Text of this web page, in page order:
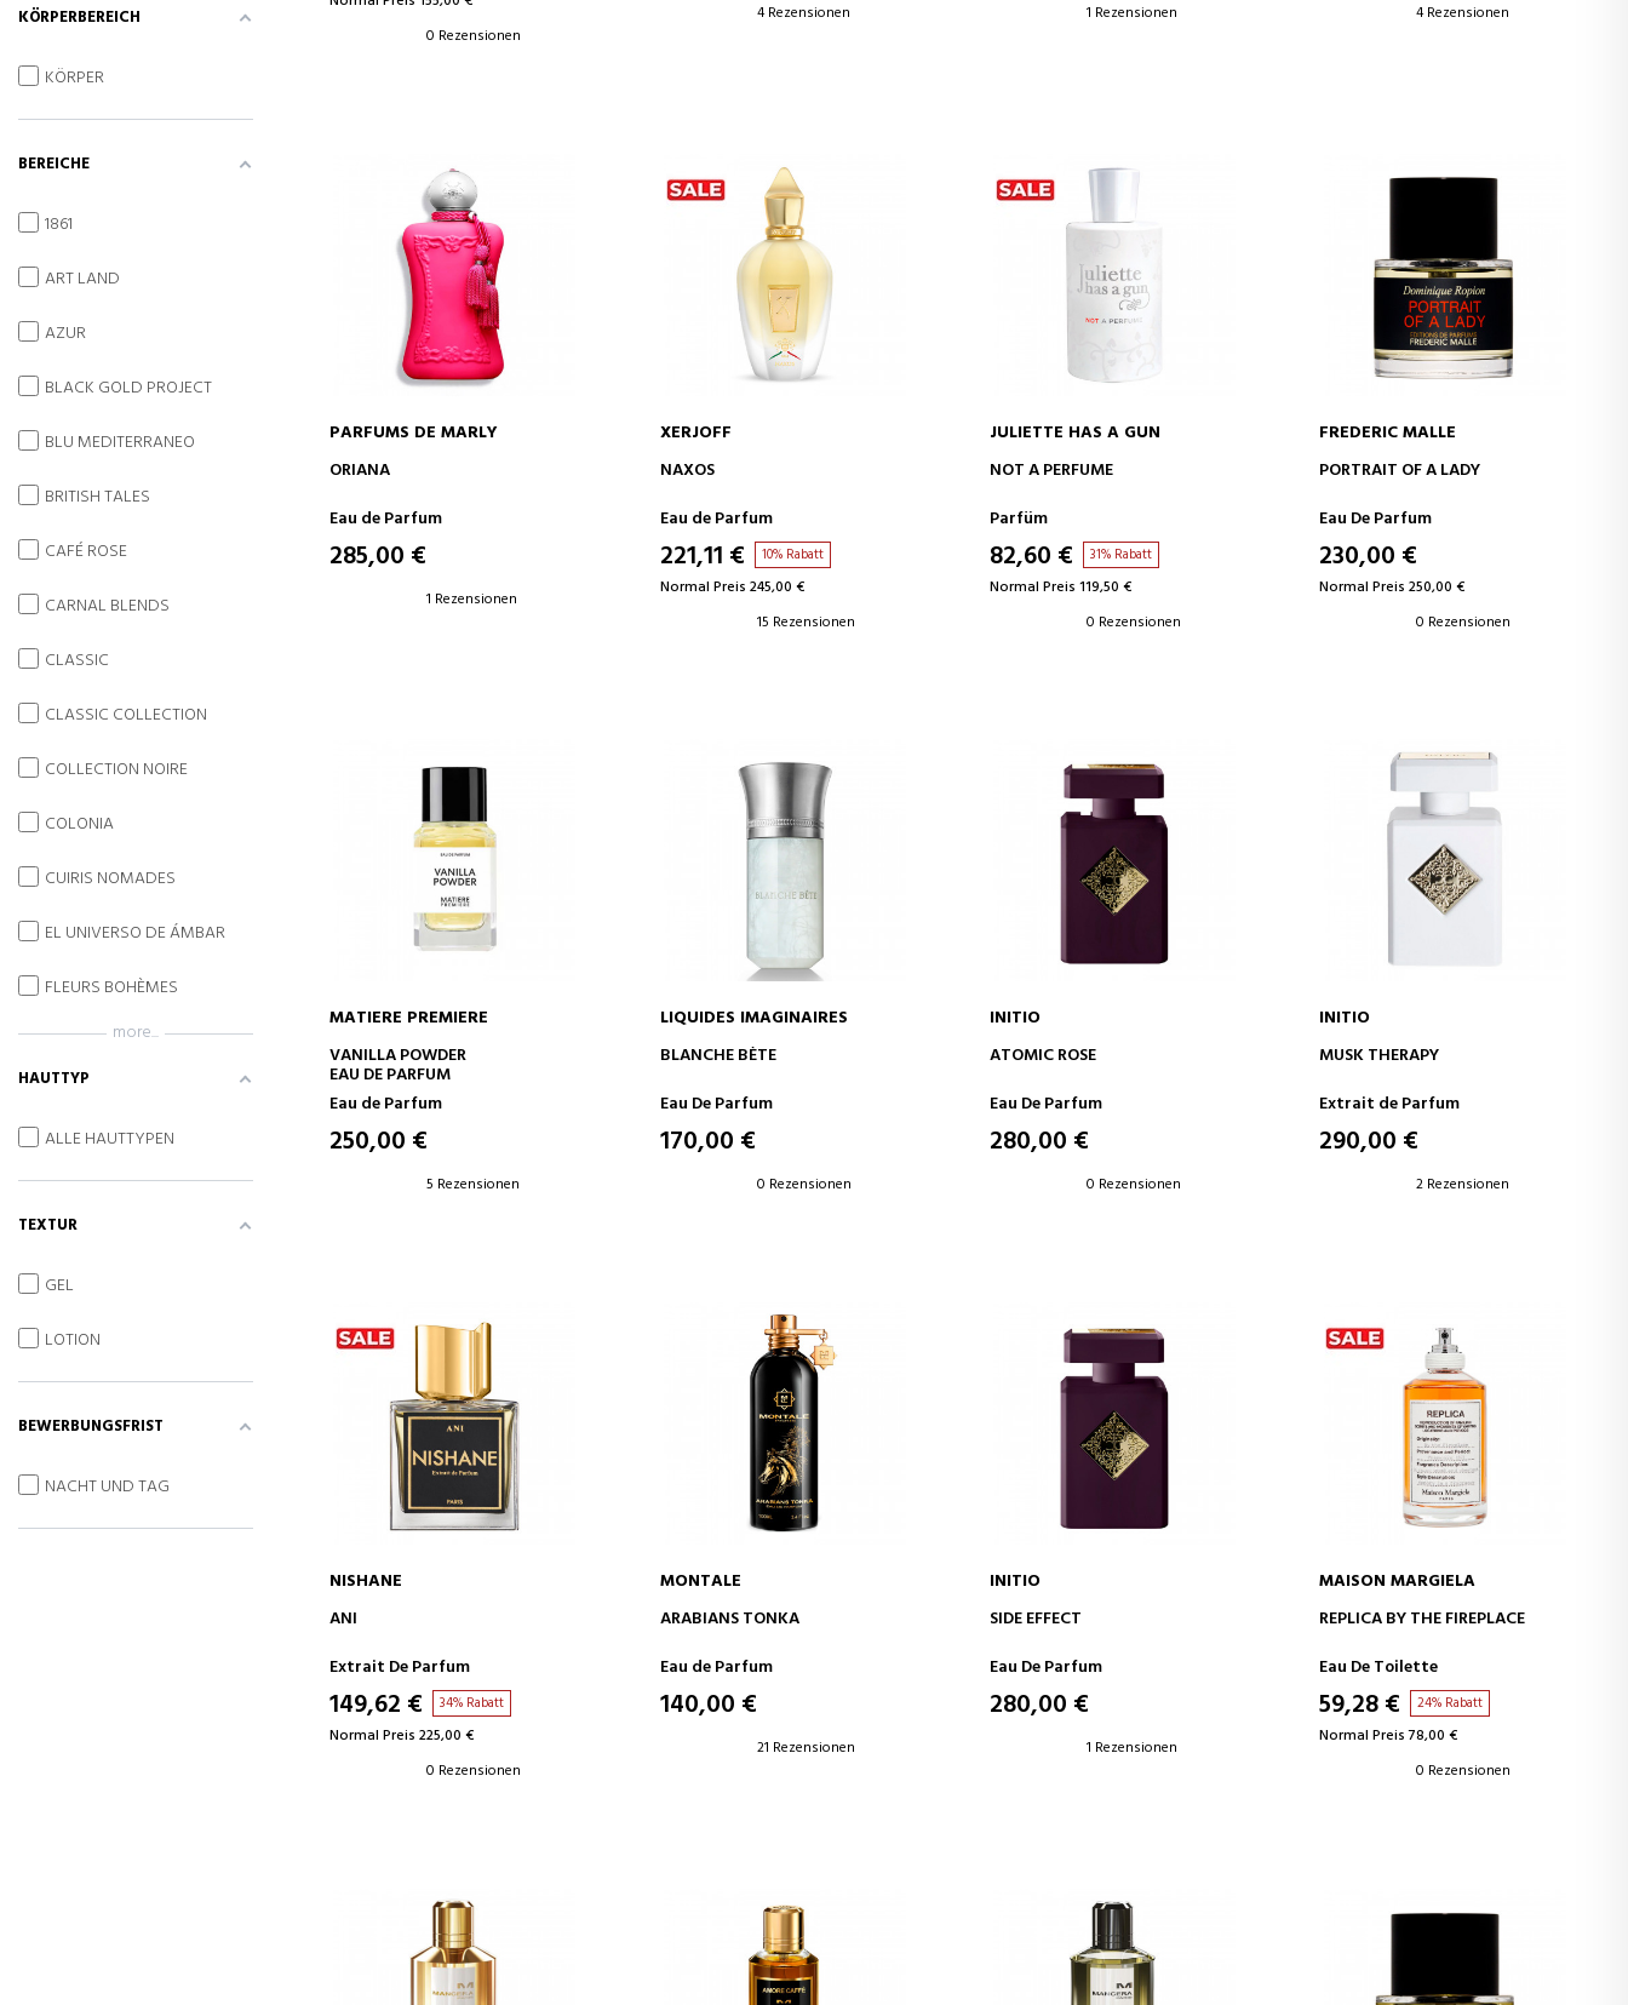
0 Rezensionen
4 Rezensionen 1 Rezensionen 4 Rezensionen
IN DEN WARENKORB
PARFUMS DE MARLY
ORIANA
Eau de Parfum
285,00 €
1 Rezensionen
IN DEN WARENKORB
XERJOFF
NAXOS
Eau de Parfum
221,11 € 10% Rabatt
Normal Preis 245,00 €
15 Rezensionen
IN DEN WARENKORB
JULIETTE HAS A GUN
NOT A PERFUME
Parfüm
82,60 € 31% Rabatt
Normal Preis 119,50 €
0 Rezensionen
IN DEN WARENKORB
FREDERIC MALLE
PORTRAIT OF A LADY
Eau De Parfum
230,00 €
Normal Preis 250,00 €
0 Rezensionen
IN DEN WARENKORB
MATIERE PREMIERE
VANILLA POWDER
EAU DE PARFUM
Eau de Parfum
250,00 €
5 Rezensionen
IN DEN WARENKORB
LIQUIDES IMAGINAIRES
BLANCHE BÈTE
Eau De Parfum
170,00 €
0 Rezensionen
IN DEN WARENKORB
INITIO
ATOMIC ROSE
Eau De Parfum
280,00 €
0 Rezensionen
IN DEN WARENKORB
INITIO
MUSK THERAPY
Extrait de Parfum
290,00 €
2 Rezensionen
NISHANE
ANI
Extrait De Parfum
149,62 € 34% Rabatt
Normal Preis 225,00 €
0 Rezensionen
IN DEN WARENKORB
MONTALE
ARABIANS TONKA
Eau de Parfum
140,00 €
21 Rezensionen
IN DEN WARENKORB
INITIO
SIDE EFFECT
Eau De Parfum
280,00 €
1 Rezensionen
IN DEN WARENKORB
MAISON MARGIELA
REPLICA BY THE FIREPLACE
Eau De Toilette
59,28 € 24% Rabatt
Normal Preis 78,00 €
0 Rezensionen
KÖRPERBEREICH
KÖRPER
BEREICHE
1861
ART LAND
AZUR
BLACK GOLD PROJECT
BLU MEDITERRANEO
BRITISH TALES
CAFÉ ROSE
CARNAL BLENDS
CLASSIC
CLASSIC COLLECTION
COLLECTION NOIRE
COLONIA
CUIRIS NOMADES
EL UNIVERSO DE ÁMBAR
FLEURS BOHÈMES
more...
HAUTTYP
ALLE HAUTTYPEN
TEXTUR
GEL
LOTION
BEWERBUNGSFRIST
NACHT UND TAG